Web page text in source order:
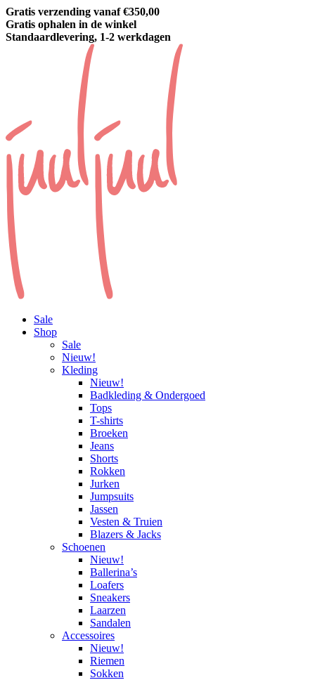
Gratis verzending vanaf €350,00
Gratis ophalen in de winkel
Standaardlevering, 1-2 werkdagen
Sale
Shop
Sale
Nieuw!
Kleding
Nieuw!
Badkleding & Ondergoed
Tops
T-shirts
Broeken
Jeans
Shorts
Rokken
Jurken
Jumpsuits
Jassen
Vesten & Truien
Blazers & Jacks
Schoenen
Nieuw!
Ballerina’s
Loafers
Sneakers
Laarzen
Sandalen
Accessoires
Nieuw!
Riemen
Sokken